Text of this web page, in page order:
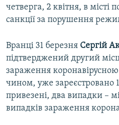
четверга, 2 квітня, в місті
санкції за порушення
Вранці 31 березня Сергій
підтверджений другий
зараження
чином, уже зареєстровано
привезені, два випадки –
випадків зараження